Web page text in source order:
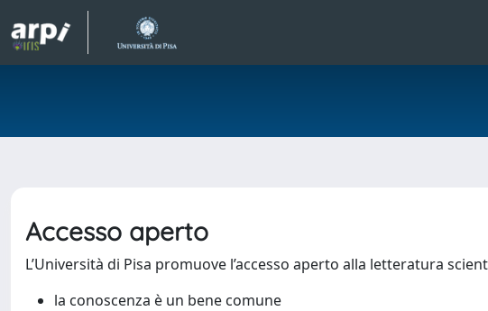
Accesso aperto
L’Università di Pisa promuove l’accesso aperto alla letteratura
la conoscenza è un bene comune